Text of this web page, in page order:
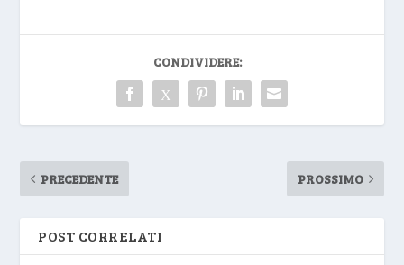
CONDIVIDERE:
PRECEDENTE PROSSIMO
POST CORRELATI